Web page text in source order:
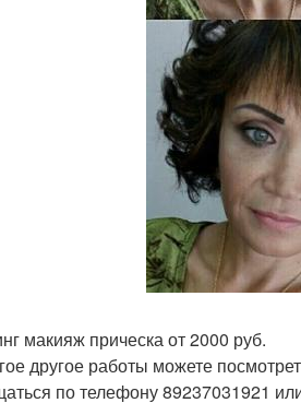
макияж прическа от 2000 руб.
другое работы можете
по телефону 89237031921